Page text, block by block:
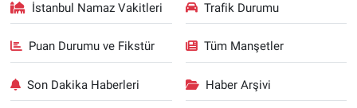
İstanbul Namaz Vakitleri Trafik Durumu
Puan Durumu ve Fikstür Tüm Manşetler
Son Dakika Haberleri Haber Arşivi